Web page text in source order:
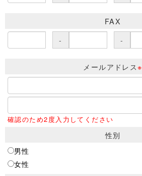
FAX
- -
メールアドレス※
確認のため2度入力してください
性別
男性
女性